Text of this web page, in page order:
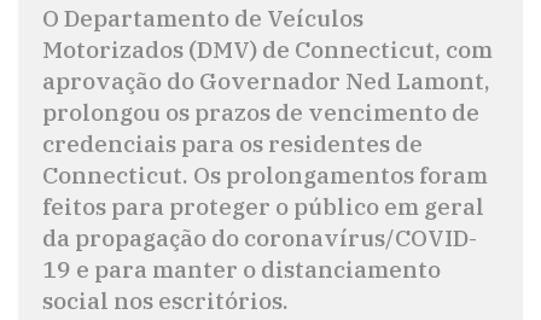
O Departamento de Veículos
Motorizados (DMV) de Connecticut, com
aprovação do Governador Ned Lamont,
prolongou os prazos de vencimento de
credenciais para os residentes de
Connecticut. Os prolongamentos foram
feitos para proteger o público em geral
da propagação do coronavírus/COVID-
19 e para manter o distanciamento
social nos escritórios.